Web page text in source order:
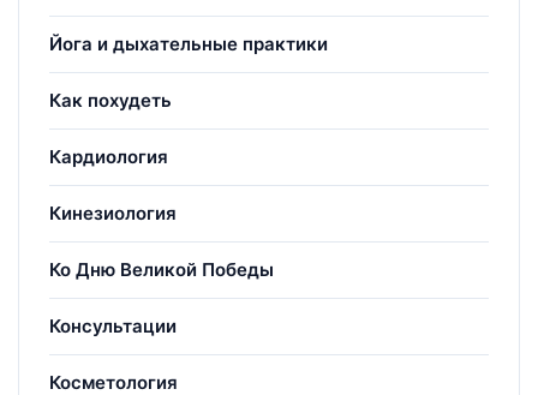
Йога и дыхательные практики
Как похудеть
Кардиология
Кинезиология
Ко Дню Великой Победы
Консультации
Косметология